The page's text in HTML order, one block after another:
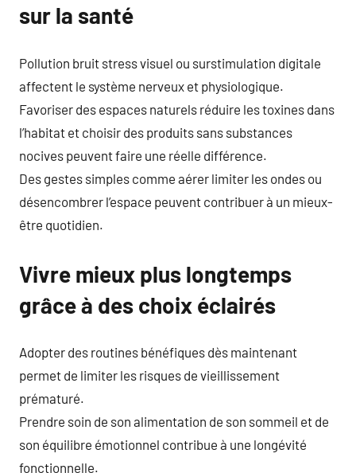
sur la santé
Pollution bruit stress visuel ou surstimulation digitale
affectent le système nerveux et physiologique.
Favoriser des espaces naturels réduire les toxines dans
l’habitat et choisir des produits sans substances
nocives peuvent faire une réelle différence.
Des gestes simples comme aérer limiter les ondes ou
désencombrer l’espace peuvent contribuer à un mieux-
être quotidien.
Vivre mieux plus longtemps
grâce à des choix éclairés
Adopter des routines bénéfiques dès maintenant
permet de limiter les risques de vieillissement
prématuré.
Prendre soin de son alimentation de son sommeil et de
son équilibre émotionnel contribue à une longévité
fonctionnelle.